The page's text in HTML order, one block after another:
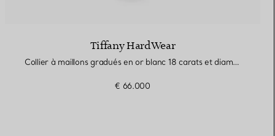
Tiffany HardWear
Collier à maillons gradués en or blanc 18 carats et diamants
€ 66.000